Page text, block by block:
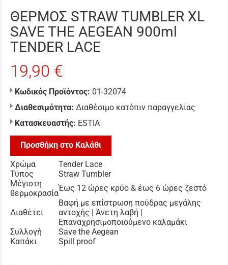
ΘΕΡΜΟΣ STRAW TUMBLER XL
SAVE THE AEGEAN 900ml
TENDER LACE
19,90 €
Κωδικός Προϊόντος: 01-32074
Διαθεσιμότητα: Διαθέσιμο κατόπιν παραγγελίας
Κατασκευαστής: ESTIA
Προσθήκη στο Καλάθι
Χρώμα
Tender Lace
Τύπος
Straw Tumbler
Μέγιστη
θερμοκρασία
Έως 12 ώρες κρύο & έως 6 ώρες ζεστό
Διαθέτει
Βαφή με επίστρωση πούδρας μεγάλης
αντοχής | Άνετη λαβή |
Επαναχρησιμοποιούμενο καλαμάκι
Συλλογή
Save the Aegean
Καπάκι
Spill proof